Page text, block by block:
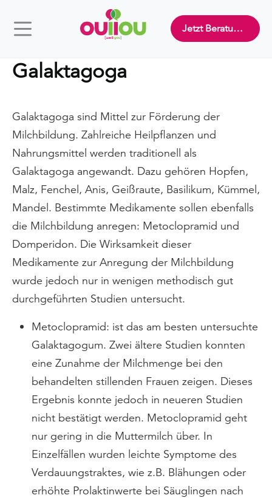
Jetzt Beratung buchen
Galaktagoga
Galaktagoga sind Mittel zur Förderung der
Milchbildung. Zahlreiche Heilpflanzen und
Nahrungsmittel werden traditionell als
Galaktagoga angewandt. Dazu gehören Hopfen,
Malz, Fenchel, Anis, Geißraute, Basilikum, Kümmel,
Mandel. Bestimmte Medikamente sollen ebenfalls
die Milchbildung anregen: Metoclopramid und
Domperidon. Die Wirksamkeit dieser
Medikamente zur Anregung der Milchbildung
wurde jedoch nur in wenigen methodisch gut
durchgeführten Studien untersucht.
Metoclopramid: ist das am besten untersuchte
Galaktagogum. Zwei ältere Studien konnten
eine Zunahme der Milchmenge bei den
behandelten stillenden Frauen zeigen. Dieses
Ergebnis konnte jedoch in neueren Studien
nicht bestätigt werden. Metoclopramid geht
nur gering in die Muttermilch über. In
Einzelfällen wurden leichte Symptome des
Verdauungstraktes, wie z.B. Blähungen oder
erhöhte Prolaktinwerte bei Säuglingen nach